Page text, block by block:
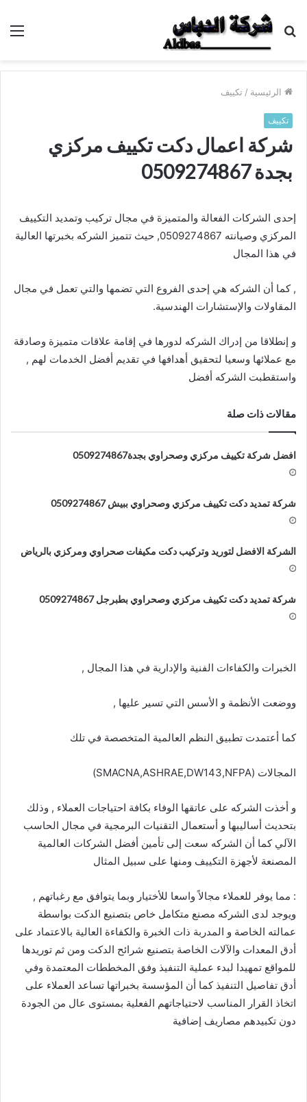
بحث
عن
الرئيسية / تكييف
تكييف
شركة اعمال دكت تكييف مركزي
بجدة 0509274867
إحدى الشركات الفعالة والمتميزة في مجال تركيب وتمديد التكييف
المركزي وصيانته 0509274867, حيث تتميز الشركه بخبرتها العالية
في هذا المجال
, كما أن الشركه هي إحدى الفروع التي تضمها والتي تعمل في مجال
المقاولات والإستشارات الهندسية.
و إنطلاقا من إدراك الشركه لدورها في إقامة علاقات متميزة وصادقة
مع عملائها وسعيا لتحقيق أهدافها في تقديم أفضل الخدمات لهم ,
واستقطبت الشركه أفضل
مقالات ذات صلة
افضل شركة تكييف مركزي وصحراوي بجدة0509274867
شركة تمديد دكت تكييف مركزي وصحراوي ببيش 0509274867
الشركة الافضل لتوريد وتركيب دكت مكيفات صحراوي ومركزي بالرياض
شركة تمديد دكت تكييف مركزي وصحراوي بطبرجل 0509274867
الخبرات والكفاءات الفنية والإدارية في هذا المجال ,
ووضعت الأنظمة و الأسس التي تسير عليها ,
كما أعتمدت تطبيق النظم العالمية المتخصصة في تلك
المجالات (SMACNA,ASHRAE,DW143,NFPA)
و أخذت الشركه على عاتقها الوفاء بكافة احتياجات العملاء , وذلك
بتحديث أساليبها و أستعمال التقنيات البرمجية في مجال الحاسب
الآلي كما أن الشركه سعت إلى تأمين أفضل الشركات العالمية
المصنعة لأجهزة التكييف ومنها على سبيل المثال
: مما يوفر للعملاء مجالاً واسعا للأختيار وبما يتوافق مع رغباتهم ,
ويوجد لدى الشركه مصنع متكامل خاص بتصنيع الدكت بواسطة
عمالته الخاصة و المدربة ذات الخبرة والكفاءة العالية بالاعتماد على
أدق المعدات والآلات الخاصة بتصنيع شرائح الدكت ومن ثم توريدها
للمواقع تمهيدا لبدء عملية التنفيذ وفق المخططات المعتمدة وفي
أدق تفاصيل التنفيذ كما أن المؤسسة بخبراتها تساعد العملاء على
اتخاذ القرار المناسب لاحتياجاتهم الفعلية بمستوى عال من الجودة
دون تكبيدهم مصاريف إضافية